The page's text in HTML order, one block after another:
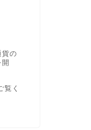
貨の
覧く